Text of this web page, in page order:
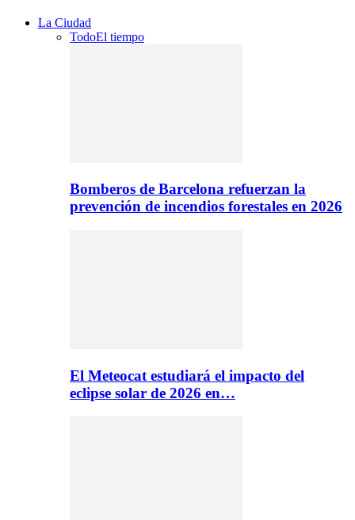
La Ciudad
TodoEl tiempo
Bomberos de Barcelona refuerzan la
prevención de incendios forestales en 2026
El Meteocat estudiará el impacto del
eclipse solar de 2026 en…